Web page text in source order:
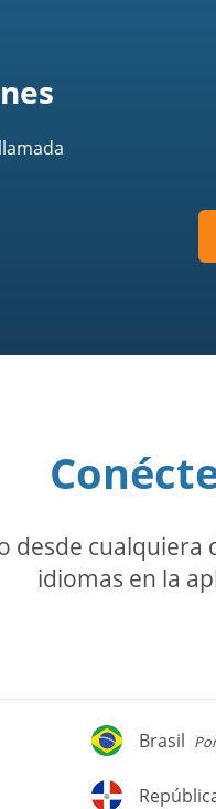
desde cualquiera
idiomas en la
Brasil
Brasil
República